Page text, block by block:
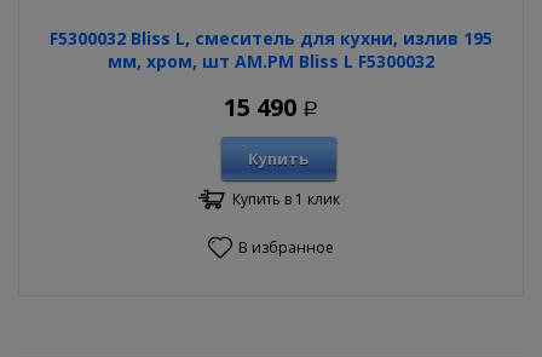
F5300032 Bliss L, смеситель для кухни, излив 195
мм, хром, шт AM.PM Bliss L F5300032
15 490 Р
Купить
Купить в 1 клик
В избранное